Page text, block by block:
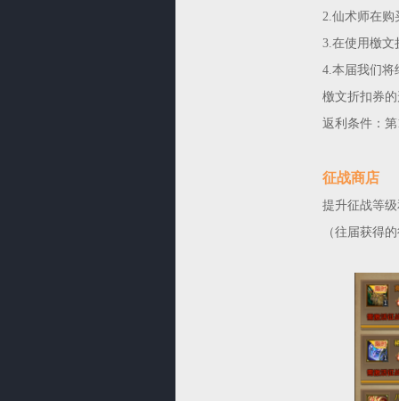
2.仙术师在购
3.在使用檄文
4.本届我们将
檄文折扣券
返利条件：
征战商店
提升征战等
（往届获得